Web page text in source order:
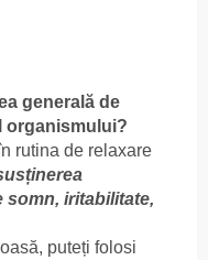
generală de
organismului?
rutina de relaxare
somn, iritabilitate,
puteți folosi